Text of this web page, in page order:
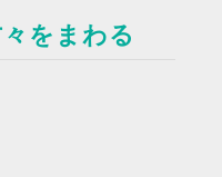
をまわる